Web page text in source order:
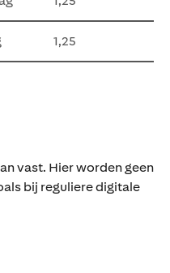
1,25
vast. Hier worden geen
bij reguliere digitale
-